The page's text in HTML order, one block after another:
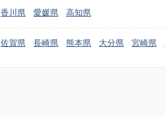
香川県 愛媛県 高知県
佐賀県 長崎県 熊本県 大分県 宮崎県